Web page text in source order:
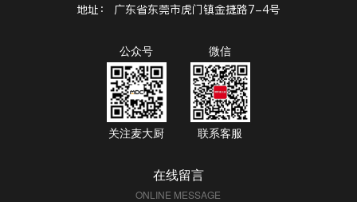
地址： 广东省东莞市虎门镇金捷路7-4号
公众号
关注麦大厨
微信
联系客服
在线留言
ONLINE MESSAGE